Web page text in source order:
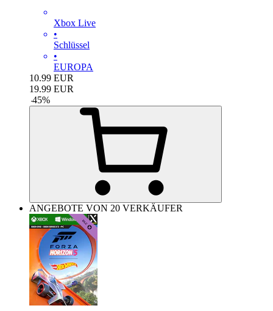
Xbox Live
•
Schlüssel
•
EUROPA
10.99 EUR
19.99 EUR
-45%
ANGEBOTE VON 20 VERKÄUFER